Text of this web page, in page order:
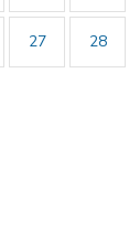
27 28